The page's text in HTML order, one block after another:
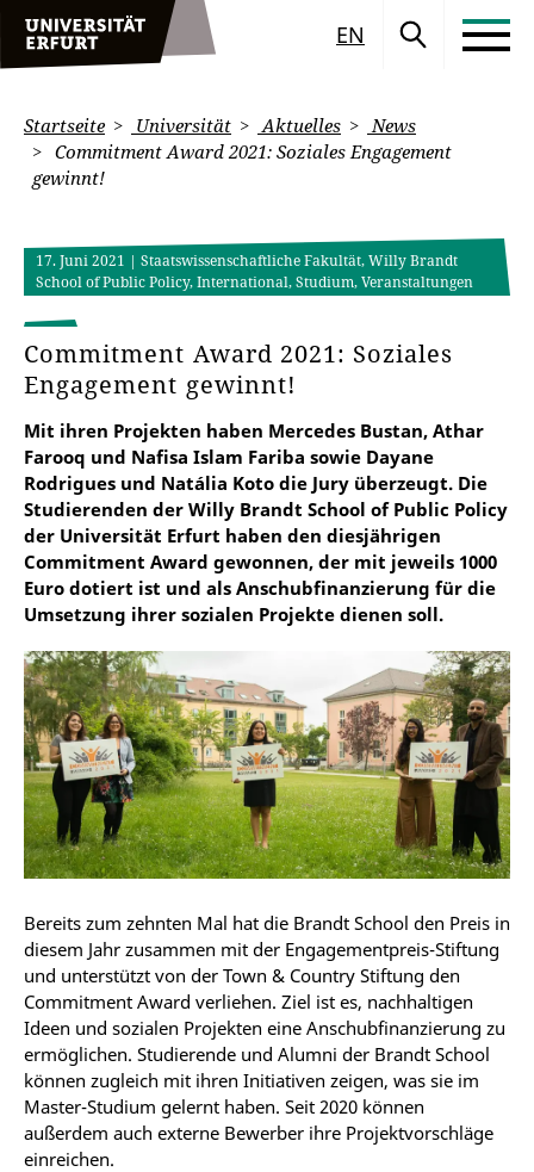
EN
Startseite Universität Aktuelles
News
Commitment Award 2021: Soziales Engagement
gewinnt!
17. Juni 2021 | Staatswissenschaftliche Fakultät, Willy Brandt
School of Public Policy, International, Studium, Veranstaltungen
Commitment Award 2021: Soziales
Engagement gewinnt!
Mit ihren Projekten haben Mercedes Bustan, Athar
Farooq und Nafisa Islam Fariba sowie Dayane
Rodrigues und Natália Koto die Jury überzeugt. Die
Studierenden der Willy Brandt School of Public Policy
der Universität Erfurt haben den diesjährigen
Commitment Award gewonnen, der mit jeweils 1000
Euro dotiert ist und als Anschubfinanzierung für die
Umsetzung ihrer sozialen Projekte dienen soll.
Bereits zum zehnten Mal hat die Brandt School den Preis in
diesem Jahr zusammen mit der Engagementpreis-Stiftung
und unterstützt von der Town & Country Stiftung den
Commitment Award verliehen. Ziel ist es, nachhaltigen
Ideen und sozialen Projekten eine Anschubfinanzierung zu
ermöglichen. Studierende und Alumni der Brandt School
können zugleich mit ihren Initiativen zeigen, was sie im
Master-Studium gelernt haben. Seit 2020 können
außerdem auch externe Bewerber ihre Projektvorschläge
einreichen.